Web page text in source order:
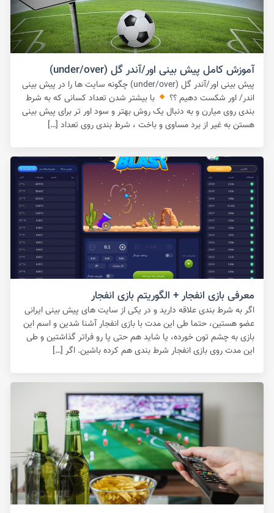
آموزش کامل پیش بینی اور/آندر گل (under/over)
پیش بینی اور/آندر گل (under/over) چگونه سایت ها را در پیش بینی
اندر/ اور شکست دهیم ؟؟
با بیشتر شدن تعداد کسانی که به شرط
بندی روی میارن و به دنبال یک روش بهتر و سود اور تر برای پیش بینی
هستن به غیر از برد مساوی و باخت ، شرط بندی روی تعداد […]
معرفی بازی انفجار + الگوریتم بازی انفجار
اگر به شرط بندی علاقه دارید و در یکی از سایت های پیش بینی ایرانی
عضو هستین، حتما طی این مدت با بازی انفجار آشنا شدین و اسم این
بازی به چشم تون خورده، یا شاید هم حتی پا رو فراتر گذاشتین و طی
این مدت روی بازی انفجار شرط بندی هم کرده باشین. اگر […]